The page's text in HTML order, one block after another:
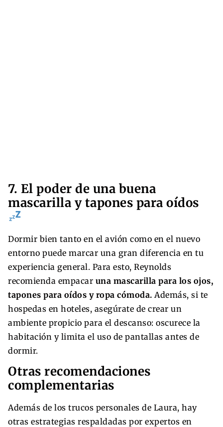
7. El poder de una buena
mascarilla y tapones para oídos
Dormir bien tanto en el avión como en el nuevo
entorno puede marcar una gran diferencia en tu
experiencia general. Para esto, Reynolds
recomienda empacar una mascarilla para los ojos,
tapones para oídos y ropa cómoda. Además, si te
hospedas en hoteles, asegúrate de crear un
ambiente propicio para el descanso: oscurece la
habitación y limita el uso de pantallas antes de
dormir.
Otras recomendaciones
complementarias
Además de los trucos personales de Laura, hay
otras estrategias respaldadas por expertos en